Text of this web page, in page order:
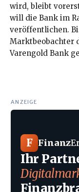
wird, bleibt
will die Bank im
veröffentlichen.
Marktbeobachter
Varengold Bank
ANZEIGE
F Finanz
Ihr